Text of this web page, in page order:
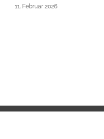
11. Februar 2026